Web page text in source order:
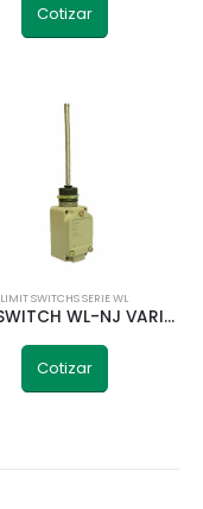
Cotizar
LIMIT SWITCHS SERIE WL
LIMIT SWITCH WL-NJ VARILLA FLEXIBLE TELETRIC
Cotizar